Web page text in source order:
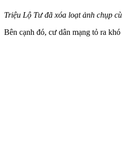
Triệu Lộ Tư đã xóa loạt ảnh chụp
Bên cạnh đó, cư dân mạng tỏ ra